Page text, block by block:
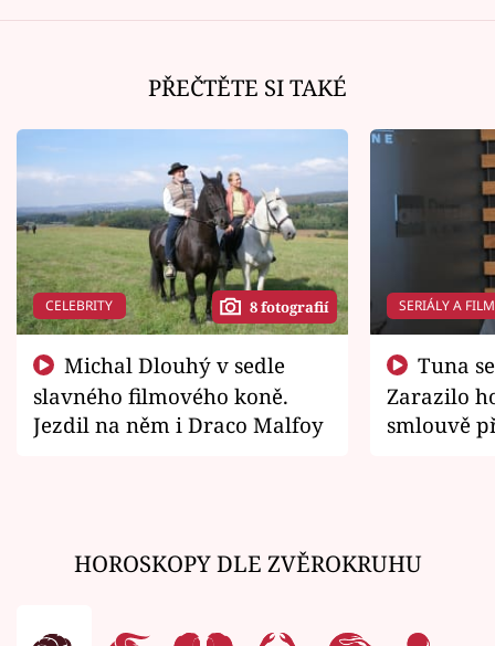
PŘEČTĚTE SI TAKÉ
CELEBRITY 8 fotografií
slavného filmového koně.
Jezdil na něm i Draco Malfoy
SERIÁLY A
Zarazilo
smlouvě
HOROSKOPY DLE ZVĚROKRUHU